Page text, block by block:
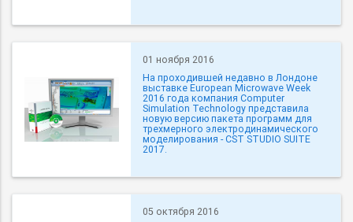
01 ноября 2016
На проходившей недавно в Лондоне
выставке European Microwave Week
2016 года компания Computer
Simulation Technology представила
новую версию пакета программ для
трехмерного электродинамического
моделирования - CST STUDIO SUITE
2017.
05 октября 2016